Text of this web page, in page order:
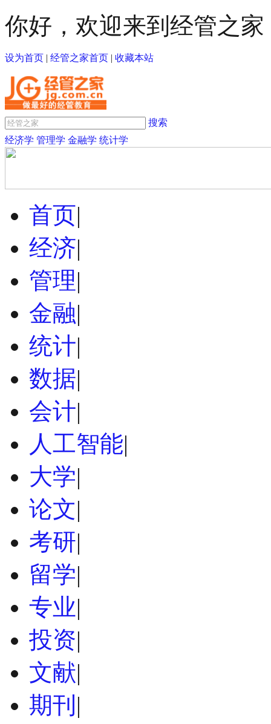
你好，欢迎来到经管之家
设为首页 | 经管之家首页 | 收藏本站
搜索
经济学 管理学 金融学 统计学
首页|
经济|
管理|
金融|
统计|
数据|
会计|
人工智能|
大学|
论文|
考研|
留学|
专业|
投资|
文献|
期刊 |